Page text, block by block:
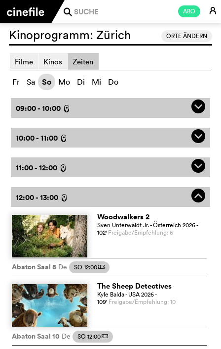
ABO E
j
ORTE ÄNDERN
Kinoprogramm: Zürich
Filme Kinos Zeiten
Fr Sa So Mo Di Mi Do
09:00 - 10:00 l q
10:00 - 11:00 l q
11:00 - 12:00 l q
12:00 - 13:00 l o
Woodwalkers 2
Sven Unterwaldt Jr.- Österreich 2026-
102' Freigabe/Empfehlung: 6
Abaton Saal 8 De SO 12:00m
The Sheep Detectives
Kyle Balda- USA2026-
109' Freigabe/Empfehlung: 10
Abaton Saal 10 De SO 12:00m